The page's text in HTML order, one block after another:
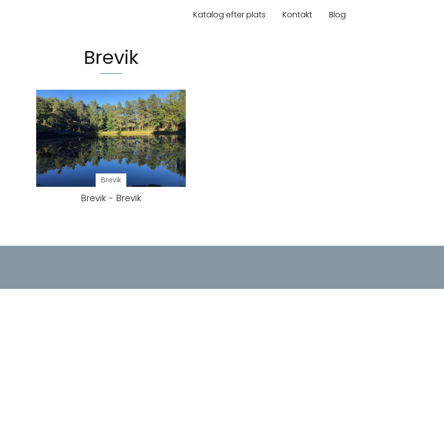
Katalog efter plats Kontakt Blog
Brevik
Brevik
Brevik - Brevik